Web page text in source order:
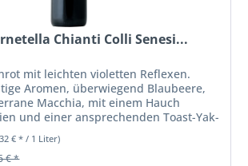
Chianti Colli Senesi...
mit leichten violetten Reflexen.
Aromen, überwiegend Blaubeere,
Macchia, mit einem Hauch
und einer ansprechenden Toast-Yak-
€ * / 1 Liter)
€ *